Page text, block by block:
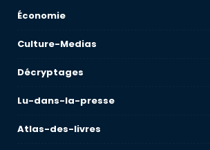
Économie
Culture-Medias
Décryptages
Lu-dans-la-presse
Atlas-des-livres